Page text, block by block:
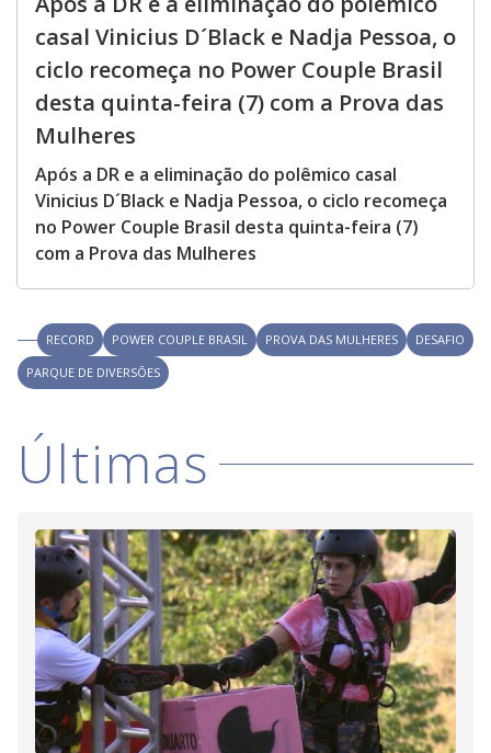
casal Vinicius D´Black e Nadja Pessoa, o
ciclo recomeça no Power Couple Brasil
desta quinta-feira (7) com a Prova das
Mulheres
Após a DR e a eliminação do polêmico casal
Vinicius D´Black e Nadja Pessoa, o ciclo recomeça
no Power Couple Brasil desta quinta-feira (7)
com a Prova das Mulheres
RECORD POWER COUPLE BRASIL PROVA DAS MULHERES
DESAFIO
PARQUE DE DIVERSÕES
Últimas